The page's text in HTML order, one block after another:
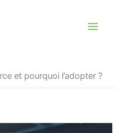
et pourquoi l’adopter ?